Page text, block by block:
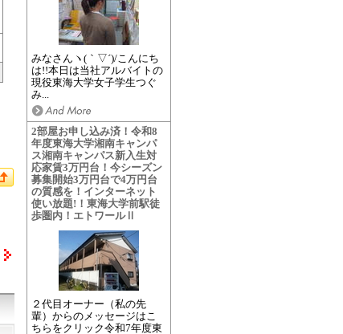
みなさんヽ(｀▽´)/こんにち
は!!本日は当社アルバイトの
現役東海大学女子学生つぐ
み...
2部屋お申し込み済！令和8
年度東海大学湘南キャンパ
ス湘南キャンパス新入生対
応家賃3万円台！今シーズン
募集開始3万円台で4万円台
の質感を！インターネット
使い放題!！東海大学前駅徒
歩圏内！エトワールⅡ
２代目オーナー（私の先
輩）からのメッセージはこ
ちらをクリック令和7年度東